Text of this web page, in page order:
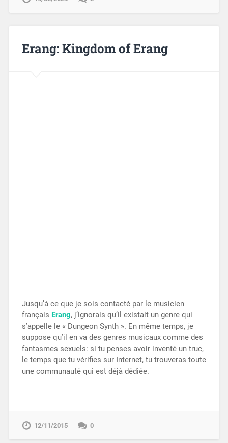
Erang: Kingdom of Erang
Jusqu’à ce que je sois contacté par le musicien
français Erang, j’ignorais qu’il existait un genre qui
s’appelle le « Dungeon Synth ». En même temps, je
suppose qu’il en va des genres musicaux comme des
fantasmes sexuels: si tu penses avoir inventé un truc,
le temps que tu vérifies sur Internet, tu trouveras toute
une communauté qui est déjà dédiée.
12/11/2015 0